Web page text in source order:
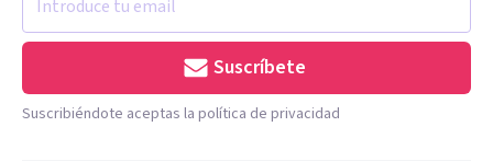
Suscríbete
Suscribiéndote aceptas la política de privacidad